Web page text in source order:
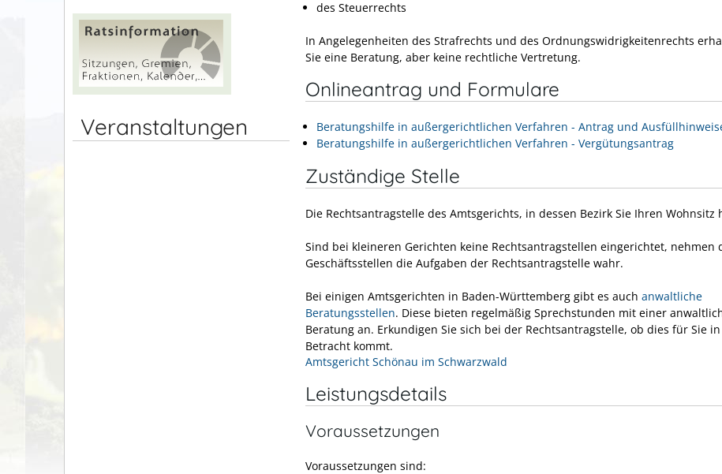
Veranstaltungen
des Steuerrechts
In Angelegenheiten des Strafrechts und des Ordnungswidrigkeitenrechts
Sie eine Beratung, aber keine rechtliche Vertretung.
Onlineantrag und Formulare
Beratungshilfe in außergerichtlichen Verfahren - Antrag und
Beratungshilfe in außergerichtlichen Verfahren - Vergütungsantrag
Zuständige Stelle
Die Rechtsantragstelle des Amtsgerichts, in dessen Bezirk Sie Ihren Wohnsitz
Sind bei kleineren Gerichten keine Rechtsantragstellen eingerichtet, nehmen
Geschäftsstellen die Aufgaben der Rechtsantragstelle wahr.
Bei einigen Amtsgerichten in Baden-Württemberg gibt es auch anwaltliche
Beratungsstellen. Diese bieten regelmäßig Sprechstunden mit einer
Beratung an. Erkundigen Sie sich bei der Rechtsantragstelle, ob dies für Sie in
Betracht kommt.
Amtsgericht Schönau im Schwarzwald
Leistungsdetails
Voraussetzungen
Voraussetzungen sind: